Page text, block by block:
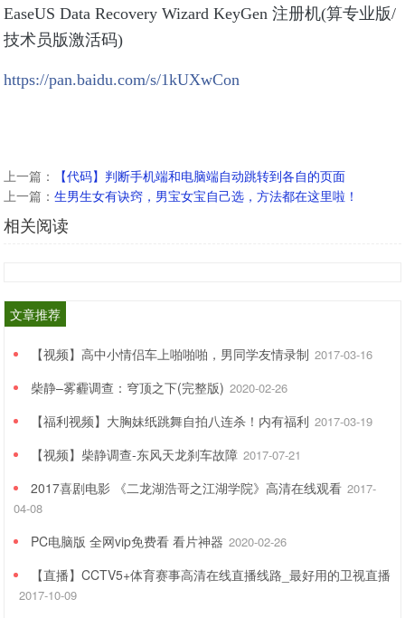
EaseUS Data Recovery Wizard KeyGen 注册机(算专业版/
技术员版激活码)
https://pan.baidu.com/s/1kUXwCon
上一篇：
【代码】判断手机端和电脑端自动跳转到各自的页面
上一篇：生男生女有诀窍，男宝女宝自己选，方法都在这里啦！
相关阅读
文章推荐
【视频】高中小情侣车上啪啪啪，男同学友情录制 2017-03-16
柴静–雾霾调查：穹顶之下(完整版) 2020-02-26
【福利视频】大胸妹纸跳舞自拍八连杀！内有福利 2017-03-19
【视频】柴静调查-东风天龙刹车故障 2017-07-21
2017喜剧电影 《二龙湖浩哥之江湖学院》高清在线观看 2017-
04-08
PC电脑版 全网vip免费看 看片神器 2020-02-26
【直播】CCTV5+体育赛事高清在线直播线路_最好用的卫视直播
2017-10-09